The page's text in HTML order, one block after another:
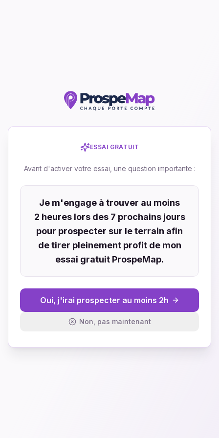
ESSAI GRATUIT
Avant d'activer votre essai, une question importante :
Je m'engage à trouver au moins
2 heures lors des 7 prochains jours
pour prospecter sur le terrain afin
de tirer pleinement profit de mon
essai gratuit ProspeMap.
Oui, j'irai prospecter au moins 2h
Non, pas maintenant